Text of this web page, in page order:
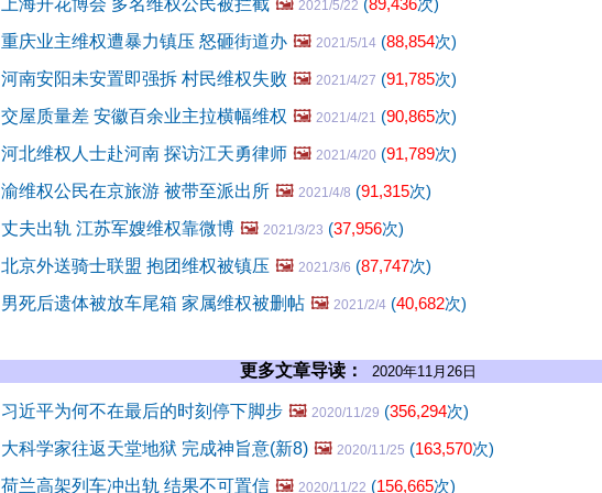
上海开花博会 多名维权公民被拦截 🖼️ 2021/5/22 (89,436次)
重庆业主维权遭暴力镇压 怒砸街道办 🖼️ 2021/5/14 (88,854次)
河南安阳未安置即强拆 村民维权失败 🖼️ 2021/4/27 (91,785次)
交屋质量差 安徽百余业主拉横幅维权 🖼️ 2021/4/21 (90,865次)
河北维权人士赴河南 探访江天勇律师 🖼️ 2021/4/20 (91,789次)
渝维权公民在京旅游 被带至派出所 🖼️ 2021/4/8 (91,315次)
丈夫出轨 江苏军嫂维权靠微博 🖼️ 2021/3/23 (37,956次)
北京外送骑士联盟 抱团维权被镇压 🖼️ 2021/3/6 (87,747次)
男死后遗体被放车尾箱 家属维权被删帖 🖼️ 2021/2/4 (40,682次)
更多文章导读： 2020年11月26日
习近平为何不在最后的时刻停下脚步 🖼️ 2020/11/29 (356,294次)
大科学家往返天堂地狱 完成神旨意(新8) 🖼️ 2020/11/25 (163,570次)
荷兰高架列车冲出轨 结果不可置信 🖼️ 2020/11/22 (156,665次)